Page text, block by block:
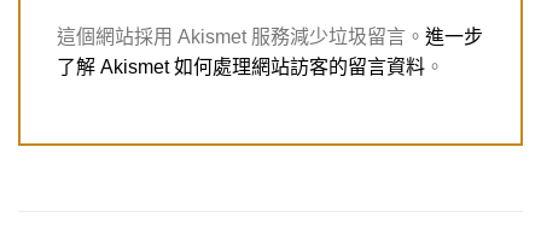
這個網站採用 Akismet 服務減少垃圾留言。 進一步
了解 Akismet 如何處理網站訪客的留言資料 。